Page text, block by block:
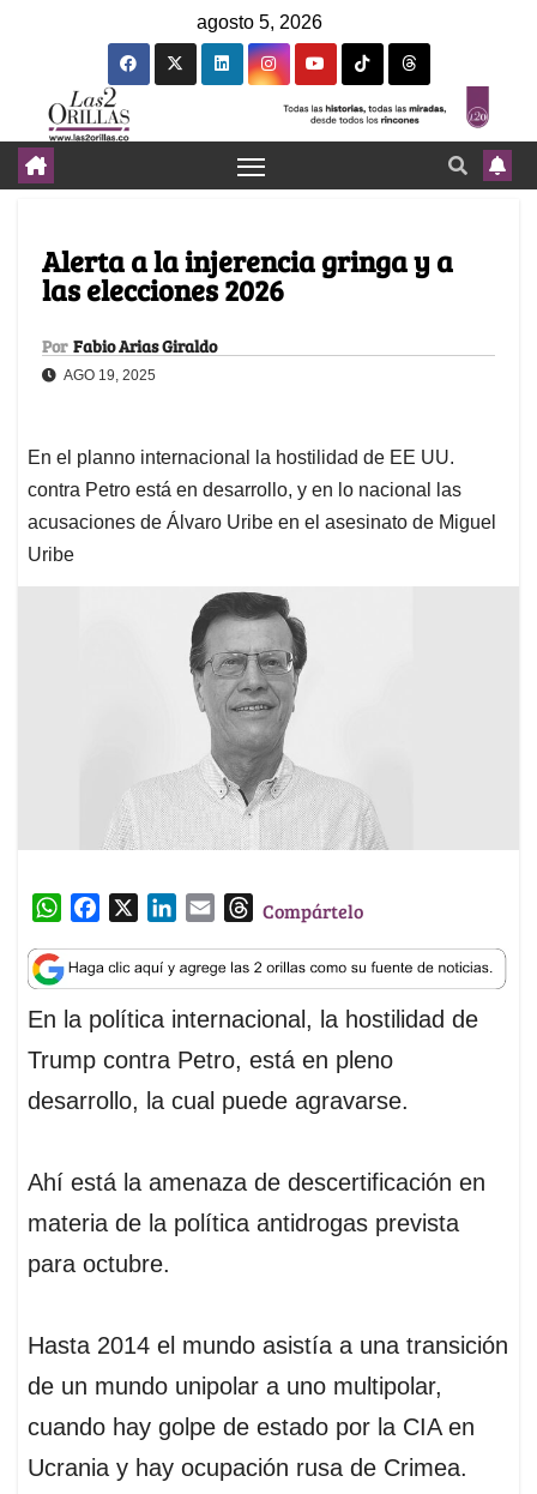
agosto 5, 2026
Alerta a la injerencia gringa y a
las elecciones 2026
Por Fabio Arias Giraldo
AGO 19, 2025
En el planno internacional la hostilidad de EE UU.
contra Petro está en desarrollo, y en lo nacional las
acusaciones de Álvaro Uribe en el asesinato de Miguel
Uribe
W
a
t
s
A
p
c
e
b
o
k
n
k
e
d
n
a
i
l
T
r
e
a
d
Compártelo
En la política internacional, la hostilidad de
Trump contra Petro, está en pleno
desarrollo, la cual puede agravarse.
Ahí está la amenaza de descertificación en
materia de la política antidrogas prevista
para octubre.
Hasta 2014 el mundo asistía a una transición
de un mundo unipolar a uno multipolar,
cuando hay golpe de estado por la CIA en
Ucrania y hay ocupación rusa de Crimea.